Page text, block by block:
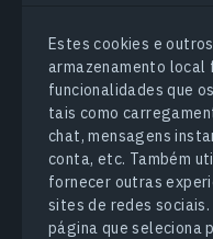
Estes cookies e
armazenamento local
funcionalidades que
tais como
chat, mensagens
conta, etc. Também
fornecer outras
sites de redes
página que seleciona